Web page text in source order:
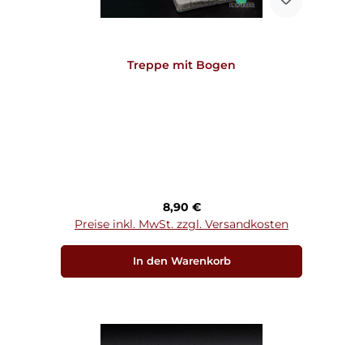
Treppe mit Bogen
Regulärer Preis:
8,90 €
Preise inkl. MwSt. zzgl. Versandkosten
In den Warenkorb